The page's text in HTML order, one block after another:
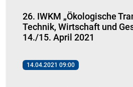
26. IWKM „Ökologische
Technik, Wirtschaft und
14./15. April 2021
14.04.2021 09:00